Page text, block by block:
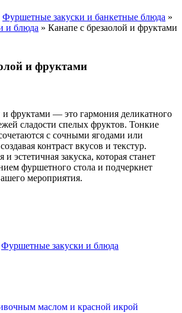
Фуршетные закуски и банкетные блюда »
и блюда » Канапе с брезаолой и фруктами
и фруктами
и фруктами — это гармония деликатного
сладости спелых фруктов. Тонкие
с сочными ягодами или
контраст вкусов и текстур.
и эстетичная закуска, которая станет
фуршетного стола и подчеркнет
мероприятия.
Фуршетные закуски и блюда